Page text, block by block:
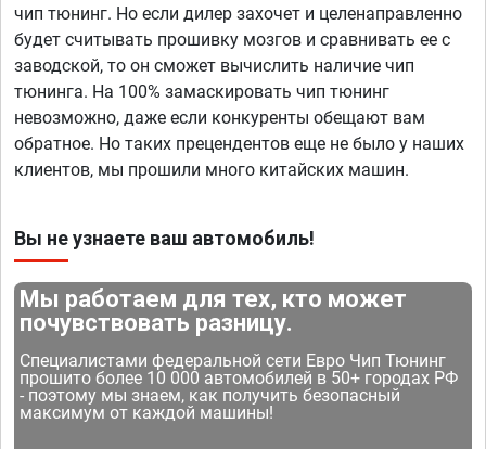
чип тюнинг. Но если дилер захочет и целенаправленно
будет считывать прошивку мозгов и сравнивать ее с
заводской, то он сможет вычислить наличие чип
тюнинга. На 100% замаскировать чип тюнинг
невозможно, даже если конкуренты обещают вам
обратное. Но таких прецендентов еще не было у наших
клиентов, мы прошили много китайских машин.
Вы не узнаете ваш автомобиль!
Мы работаем для тех, кто может
почувствовать разницу.
Специалистами федеральной сети Евро Чип Тюнинг
прошито более 10 000 автомобилей в 50+ городах РФ
- поэтому мы знаем, как получить безопасный
максимум от каждой машины!